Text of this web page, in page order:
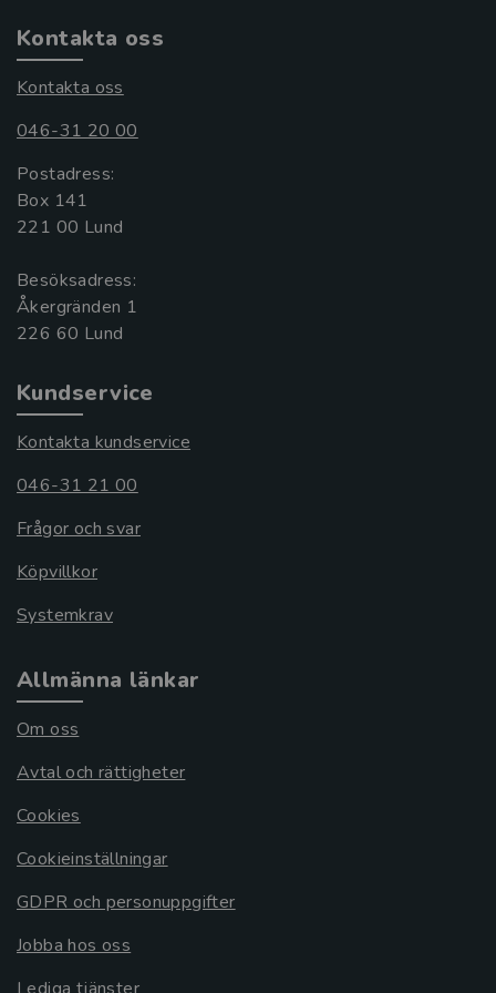
Kontakta oss
Kontakta oss
046-31 20 00
Postadress:
Box 141
221 00 Lund
Besöksadress:
Åkergränden 1
Kundservice
Kontakta kundservice
046-31 21 00
Frågor och svar
Köpvillkor
Systemkrav
Allmänna länkar
Om oss
Avtal och rättigheter
Cookies
Cookieinställningar
GDPR och personuppgifter
Jobba hos oss